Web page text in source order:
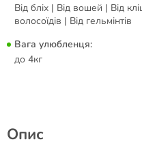
Від бліх | Від вошей | Від
волосоїдів | Від гельмінтів
Вага улюбленця:
до 4кг
Опис